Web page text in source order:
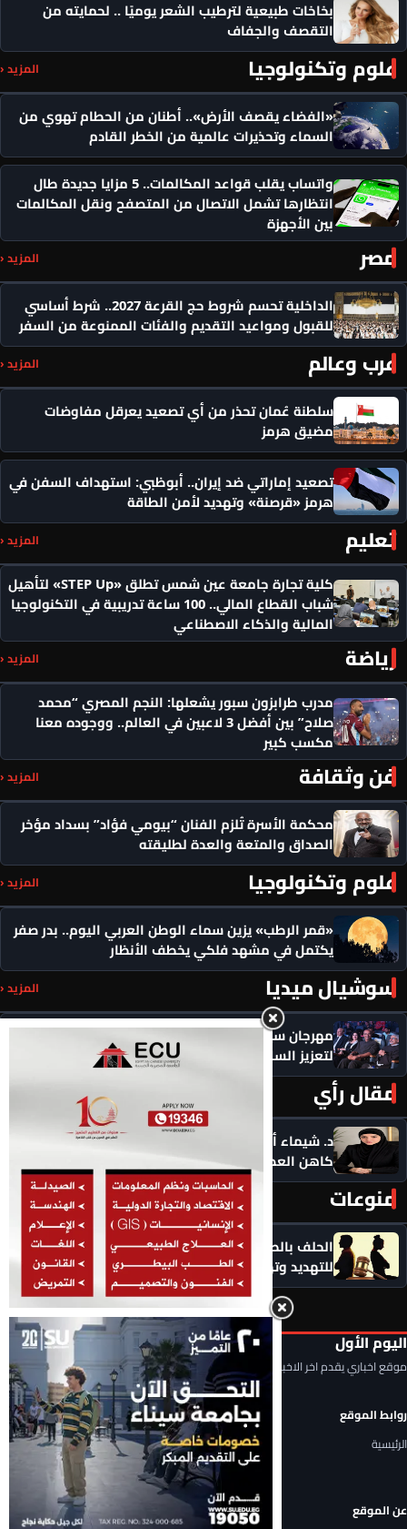
بخاخات طبيعية لترطيب الشعر يوميًا .. لحمايته من
التقصف والجفاف
علوم وتكنولوجيا المزيد ‹
«الفضاء يقصف الأرض».. أطنان من الحطام تهوي من
السماء وتحذيرات عالمية من الخطر القادم
واتساب يقلب قواعد المكالمات.. 5 مزايا جديدة طال
انتظارها تشمل الاتصال من المتصفح ونقل المكالمات
بين الأجهزة
مصر المزيد ‹
الداخلية تحسم شروط حج القرعة 2027.. شرط أساسي
للقبول ومواعيد التقديم والفئات الممنوعة من السفر
عرب وعالم المزيد ‹
سلطنة عُمان تحذر من أي تصعيد يعرقل مفاوضات
مضيق هرمز
تصعيد إماراتي ضد إيران.. أبوظبي: استهداف السفن في
هرمز «قرصنة» وتهديد لأمن الطاقة
تعليم المزيد ‹
كلية تجارة جامعة عين شمس تطلق «STEP Up» لتأهيل
شباب القطاع المالي.. 100 ساعة تدريبية في التكنولوجيا
المالية والذكاء الاصطناعي
رياضة المزيد ‹
مدرب طرابزون سبور يشعلها: النجم المصري “محمد
صلاح” بين أفضل 3 لاعبين في العالم.. ووجوده معنا
مكسب كبير
فن وثقافة المزيد ‹
محكمة الأسرة تُلزم الفنان “بيومي فؤاد” بسداد مؤخر
الصداق والمتعة والعدة لطليقته
علوم وتكنولوجيا المزيد ‹
«قمر الرطب» يزين سماء الوطن العربي اليوم.. بدر صفر
يكتمل في مشهد فلكي يخطف الأنظار
سوشيال ميديا المزيد ‹
مهرجان سيمفوني للفنون يكرم رموزاً مؤثرة ويدعو
لتعزيز السلام
مقال رأي
د. شيماء أحمدين تكتب .. حين يصبح الذكاء الاصطناعي
كاهن العصر: هل نستبدل التأمل بالاستهلاك؟
منوعات المزيد ‹
الحلف بالطلاق عادة سيئة.. لا تجعلوا الطلاق سلاحًا
للتهديد وتهديدًا لاستقرار الأسرة
اليوم الأول
موقع اخباري يقدم اخر الاخبار المحلية والعربية والعالمية
روابط الموقع
الرئيسية
عن الموقع